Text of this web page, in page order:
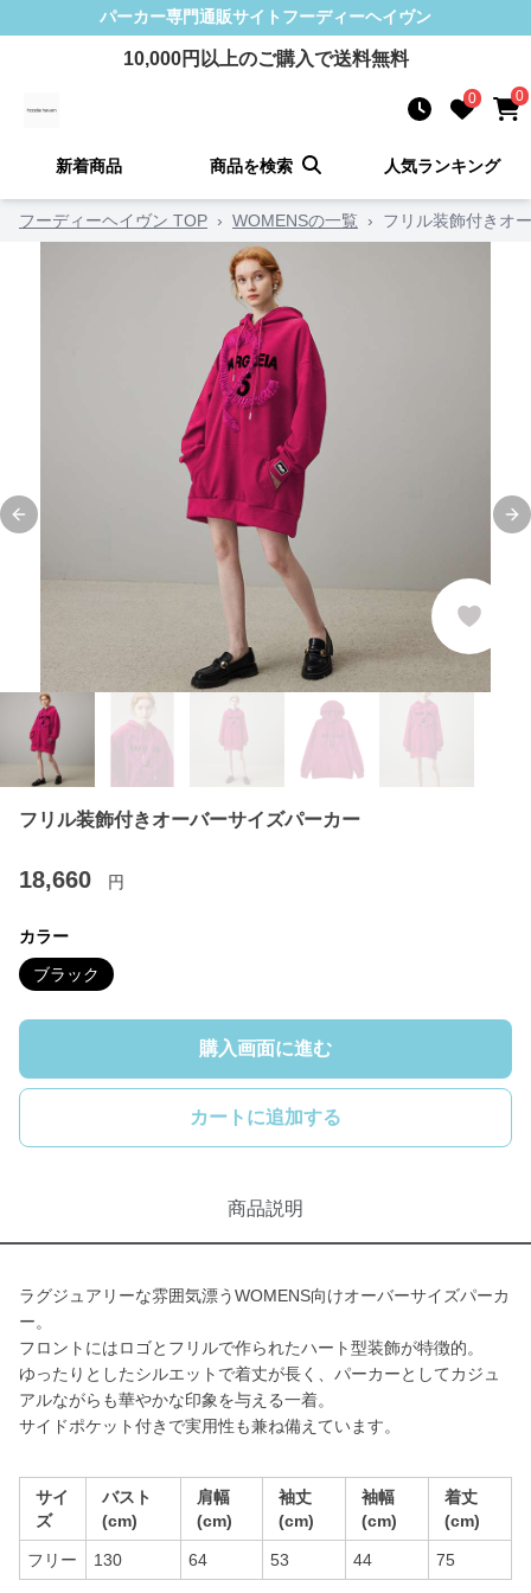
パーカー専門通販サイト フーディーヘイヴン
10,000円以上のご購入で送料無料
0 0
新着商品 商品を検索 人気ランキング
フーディーヘイヴン TOP › WOMENSの一覧 › フリル装飾付きオ
Previous slide
フリル装飾付きオーバーサイズパーカー
18,660 円
カラー
ブラック
購入画面に進む
カートに追加する
商品説明
ラグジュアリーな雰囲気漂うWOMENS向けオーバーサイズパーカ
ー。
フロントにはロゴとフリルで作られたハート型装飾が特徴的。
ゆったりとしたシルエットで着丈が長く、パーカーとしてカジュ
アルながらも華やかな印象を与える一着。
サイドポケット付きで実用性も兼ね備えています。
サイ
ズ
バスト
(cm)
肩幅
(cm)
袖丈
(cm)
袖幅
(cm)
着丈
(cm)
フリー 130 64 53 44 75